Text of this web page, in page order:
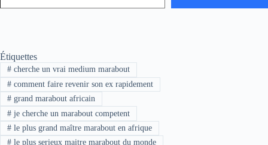
Étiquettes
#cherche un vrai medium marabout
#comment faire revenir son ex rapidement
#grand marabout africain
#je cherche un marabout competent
#le plus grand maître marabout en afrique
#le plus serieux maitre marabout du monde